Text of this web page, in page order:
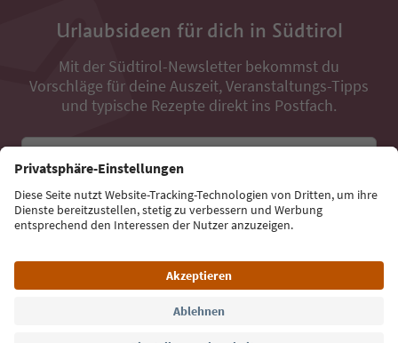
Urlaubsideen für dich in Südtirol
Mit der Südtirol-Newsletter bekommst du
Vorschläge für deine Auszeit, Veranstaltungs-Tipps
und typische Rezepte direkt ins Postfach.
Jetzt anmelden